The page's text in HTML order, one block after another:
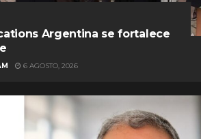
Argentina se fortalece
6 AGOSTO, 2026